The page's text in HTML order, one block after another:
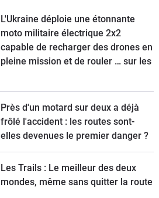
L'Ukraine déploie une étonnante
moto militaire électrique 2x2
capable de recharger des drones en
pleine mission et de rouler … sur les
Près d'un motard sur deux a déjà
frôlé l'accident : les routes sont-
elles devenues le premier danger ?
Les Trails : Le meilleur des deux
mondes, même sans quitter la route